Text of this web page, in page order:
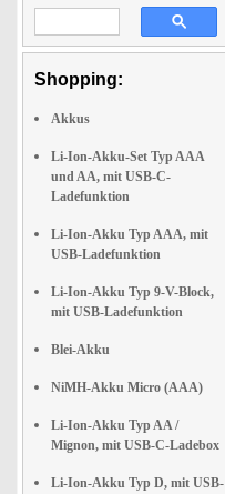
Shopping:
Akkus
Li-Ion-Akku-Set Typ AAA
und AA, mit USB-C-
Ladefunktion
Li-Ion-Akku Typ AAA, mit
USB-Ladefunktion
Li-Ion-Akku Typ 9-V-Block,
mit USB-Ladefunktion
Blei-Akku
NiMH-Akku Micro (AAA)
Li-Ion-Akku Typ AA /
Mignon, mit USB-C-Ladebox
Li-Ion-Akku Typ D, mit USB-